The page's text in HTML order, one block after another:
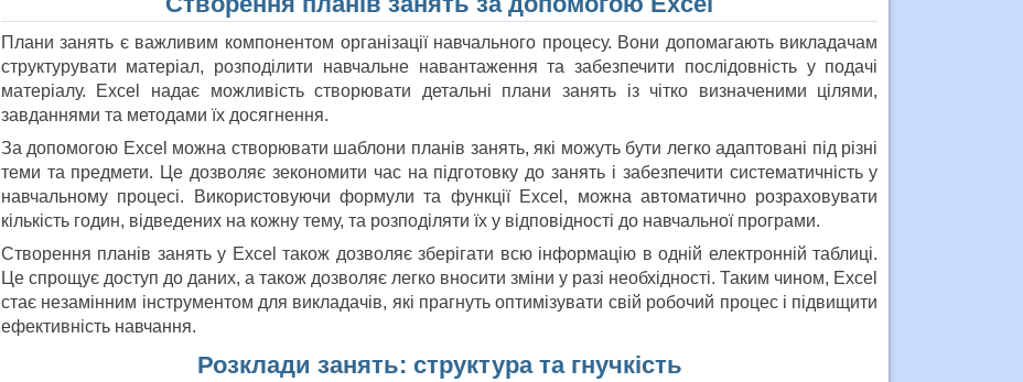
Плани занять є важливим компонентом організації навчального процесу. Вони допомагають викладачам
структурувати матеріал, розподілити навчальне навантаження та забезпечити послідовність у подачі
матеріалу. Excel надає можливість створювати детальні плани занять із чітко визначеними цілями,
завданнями та методами їх досягнення.
За допомогою Excel можна створювати шаблони планів занять, які можуть бути легко адаптовані під різні
теми та предмети. Це дозволяє зекономити час на підготовку до занять і забезпечити систематичність у
навчальному процесі. Використовуючи формули та функції Excel, можна автоматично розраховувати
кількість годин, відведених на кожну тему, та розподіляти їх у відповідності до навчальної програми.
Створення планів занять у Excel також дозволяє зберігати всю інформацію в одній електронній таблиці.
Це спрощує доступ до даних, а також дозволяє легко вносити зміни у разі необхідності. Таким чином, Excel
стає незамінним інструментом для викладачів, які прагнуть оптимізувати свій робочий процес і підвищити
ефективність навчання.
Розклади занять: структура та гнучкість